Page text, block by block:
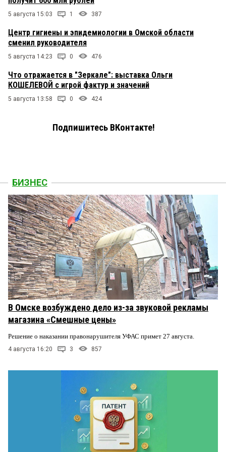
5 августа 15:03 1 387
Центр гигиены и эпидемиологии в Омской области
сменил руководителя
5 августа 14:23 0 476
Что отражается в "Зеркале": выставка Ольги
КОШЕЛЕВОЙ с игрой фактур и значений
5 августа 13:58 0 424
Подпишитесь ВКонтакте!
БИЗНЕС
В Омске возбуждено дело из-за звуковой рекламы
магазина «Смешные цены»
Решение о наказании правонарушителя УФАС примет 27 августа.
4 августа 16:20 3 857